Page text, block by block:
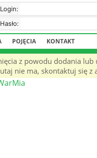
Login:
Hasło:
POJĘCIA KONTAKT
z powodu dodania
nie ma, skontaktuj się